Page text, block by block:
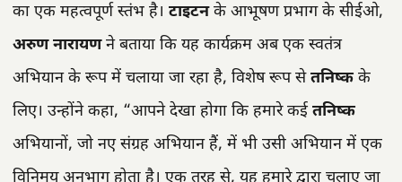
का एक महत्वपूर्ण स्तंभ है। टाइटनके आभूषण प्रभाग के सीईओ,
अरुण नारायणने बताया कि यह कार्यक्रम अब एक स्वतंत्र
अभियान के रूप में चलाया जा रहा है, विशेष रूप सेतनिष्क के
लिए। उन्होंने कहा, “आपने देखा होगा कि हमारे कई तनिष्क
अभियानों, जो नए संग्रह अभियान हैं, में भी उसी अभियान में एक
विनिमय अनुभाग होता है। एक तरह से, यह हमारे द्वारा चलाए जा